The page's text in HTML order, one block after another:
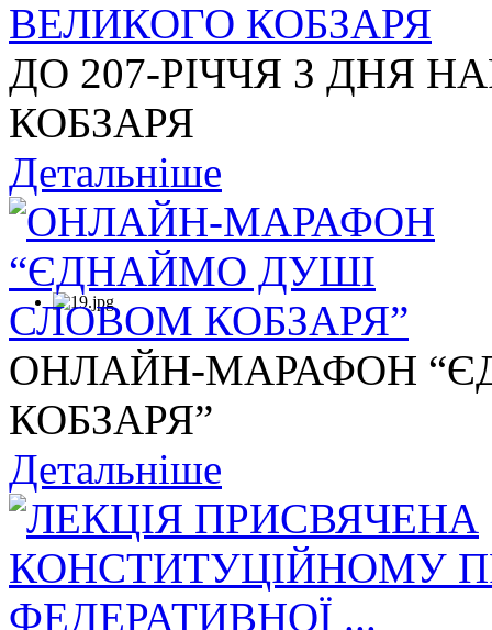
ДО 207-РІЧЧЯ З ДНЯ
КОБЗАРЯ
Детальніше
ОНЛАЙН-МАРАФОН
КОБЗАРЯ”
Детальніше